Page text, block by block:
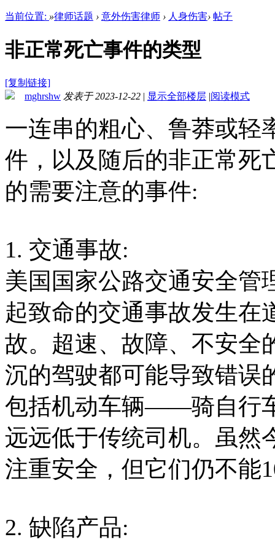
当前位置: »律师话题 › 意外伤害律师 › 人身伤害› 帖子
非正常死亡事件的类型
[复制链接]
mghrshw 发表于 2023-12-22 | 显示全部楼层 |阅读模式
一连串的粗心、鲁莽或轻
件，以及随后的非正常死
的需要注意的事件:
1. 交通事故:
美国国家公路交通安全管
起致命的交通事故发生在
故。超速、故障、不安全
沉的驾驶都可能导致错误
包括机动车辆——骑自行
远远低于传统司机。虽然
注重安全，但它们仍不能
2. 缺陷产品: